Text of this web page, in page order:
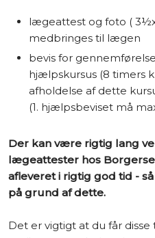
lægeattest og foto (
medbringes til lægen
bevis for
hjælpskursus (8 timers
afholdelse af dette
​(1. hjælpsbeviset må
Der kan være rigtig lang
lægeattester hos
afleveret i rigtig god tid -
på grund af dette.​
Det er vigtigt at du får